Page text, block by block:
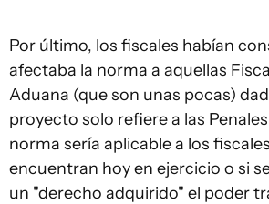
Por último, los fiscales habían
afectaba la norma a aquellas
Aduana (que son unas pocas)
proyecto solo refiere a las
norma sería aplicable a los
encuentran hoy en ejercicio o si
un "derecho adquirido" el poder